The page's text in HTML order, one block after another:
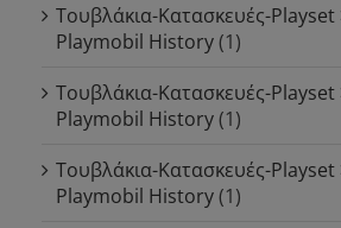
Τουβλάκια-Κατασκευές-
Playmobil History(1)
Τουβλάκια-Κατασκευές-
Playmobil History(1)
Τουβλάκια-Κατασκευές-
Playmobil History(1)